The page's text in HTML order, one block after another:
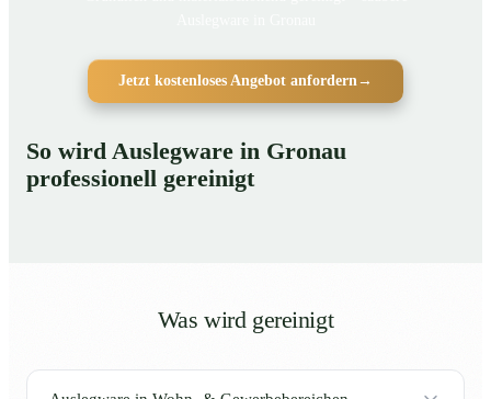
Jetzt kostenloses Angebot anfordern→
So wird Auslegware in Gronau
professionell gereinigt
Was wird gereinigt